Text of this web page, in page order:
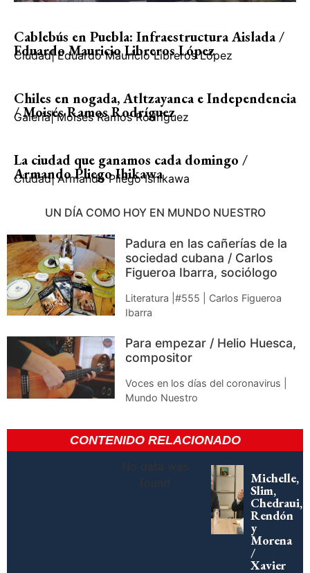
Cablebús en Puebla: Infraestructura Aislada /
Eduardo Mauricio Libreros López
Ciudad| Eduardo Mauricio Libreros López
Chiles en nogada, Atltzayanca e Independencia
/ Moisés Ramos Rodríguez
Galería| Moisés Ramos Rodríguez
La ciudad que ganamos cada domingo /
Armando Pliego Ihikawa
Ciudad| Armando Pliego Ishikawa
UN DÍA COMO HOY EN MUNDO NUESTRO
Padura en las cañerías de la
sociedad cubana / Carlos
Figueroa Ibarra, sociólogo
Literatura |#555 | Carlos Figueroa
Ibarra
Para empezar / Helio Huesca,
compositor
Voces en los días del coronavirus |
Mundo Nuestro
CONTENIDO RELACIONADO
No data was
found
Michelle,
Slim,
Chedraui,
Rendón
y
Morena
/
Xavier